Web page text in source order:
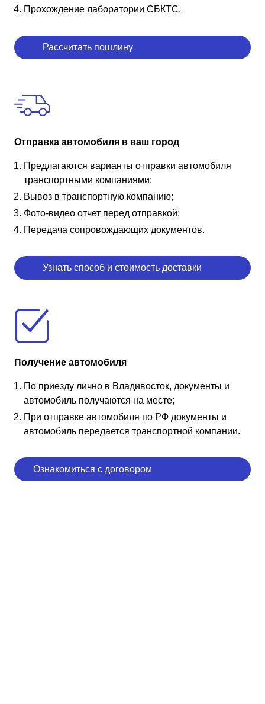
Прохождение лаборатории СБКТС.
Рассчитать пошлину
Отправка автомобиля в ваш город
Предлагаются варианты отправки автомобиля
транспортными компаниями;
Вывоз в транспортную компанию;
Фото-видео отчет перед отправкой;
Передача сопровождающих документов.
Узнать способ и стоимость доставки
Получение автомобиля
По приезду лично в Владивосток, документы и
автомобиль получаются на месте;
При отправке автомобиля по РФ документы и
автомобиль передается транспортной компании.
Ознакомиться с договором